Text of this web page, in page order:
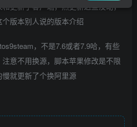
更新了客户端，热更新这些没动，
版本别人说的版本介绍
，不是7.6或者7.9哈，有些
意不用换源，脚本苹果修改是不限
就更新了个换阿里源